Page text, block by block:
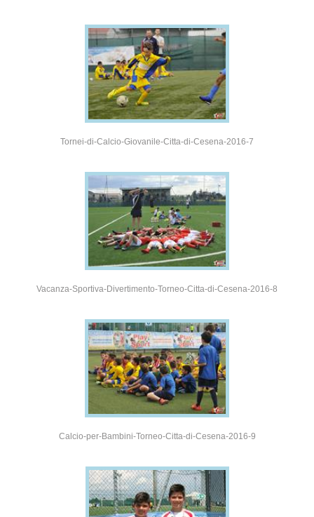
Tornei-di-Calcio-Giovanile-Citta-di-Cesena-2016-7
Vacanza-Sportiva-Divertimento-Torneo-Citta-di-Cesena-2016-8
Calcio-per-Bambini-Torneo-Citta-di-Cesena-2016-9